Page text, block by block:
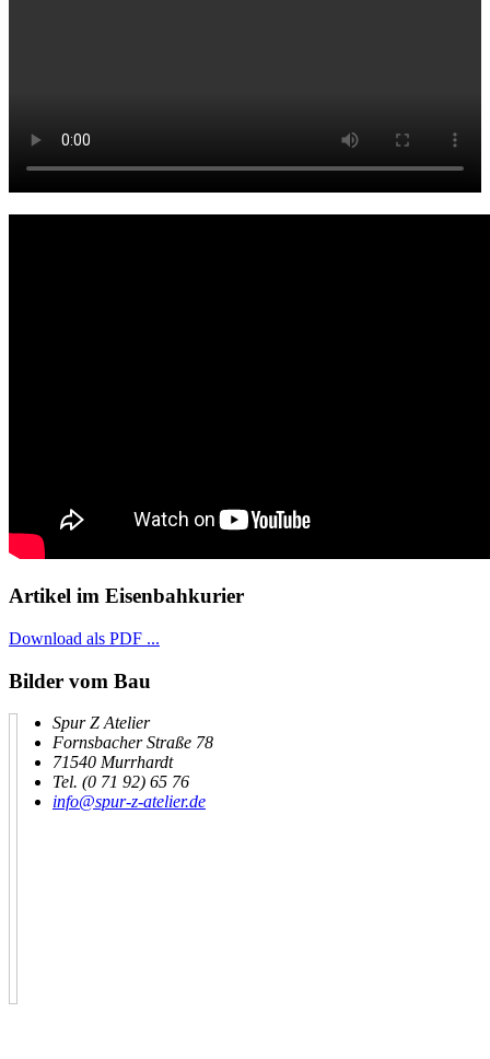
Artikel im Eisenbahkurier
Download als PDF ...
Bilder vom Bau
Spur Z Atelier
Fornsbacher Straße 78
71540 Murrhardt
Tel. (0 71 92) 65 76
info@spur-z-atelier.de